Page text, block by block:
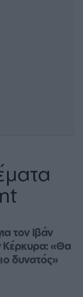
τον Ιβάν
Κέρκυρα: «Θα
δυνατός»